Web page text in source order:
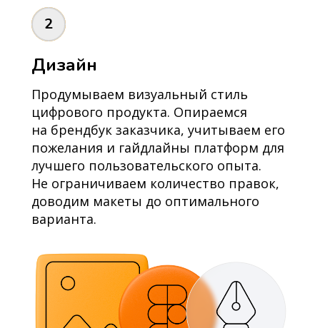
2
Дизайн
Продумываем визуальный стиль
цифрового продукта. Опираемся
на брендбук заказчика, учитываем его
пожелания и гайдлайны платформ для
лучшего пользовательского опыта.
Не ограничиваем количество правок,
доводим макеты до оптимального
варианта.